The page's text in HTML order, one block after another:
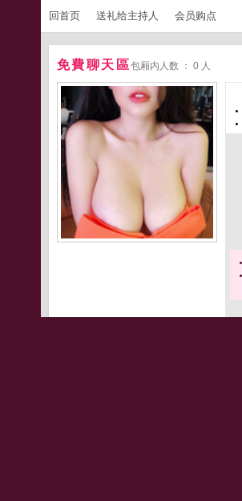
回首页 送礼给主持人 会员购点
免費聊天區包厢内人数 ： 0 人